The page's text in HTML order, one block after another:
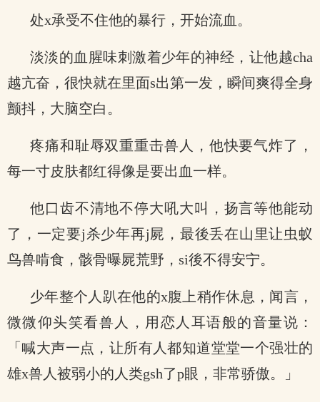
处x承受不住他的暴行，开始流血。
淡淡的血腥味刺激着少年的神经，让他越cha
越亢奋，很快就在里面s出第一发，瞬间爽得全身
颤抖，大脑空白。
疼痛和耻辱双重重击兽人，他快要气炸了，
每一寸皮肤都红得像是要出血一样。
他口齿不清地不停大吼大叫，扬言等他能动
了，一定要j杀少年再j屍，最後丢在山里让虫蚁
鸟兽啃食，骸骨曝屍荒野，si後不得安宁。
少年整个人趴在他的x腹上稍作休息，闻言，
微微仰头笑看兽人，用恋人耳语般的音量说：
「喊大声一点，让所有人都知道堂堂一个强壮的
雄x兽人被弱小的人类gsh了p眼，非常骄傲。」